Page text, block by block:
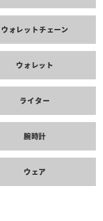
ウォレットチェーン
ウォレット
ライター
腕時計
ウェア